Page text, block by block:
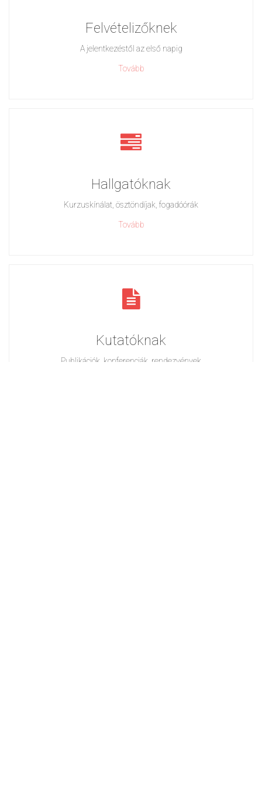
Felvételizőknek
A jelentkezéstől az első napig
Tovább
Hallgatóknak
Kurzuskínálat, ösztöndíjak, fogadóórák
Tovább
Kutatóknak
Publikációk, konferenciák, rendezvények